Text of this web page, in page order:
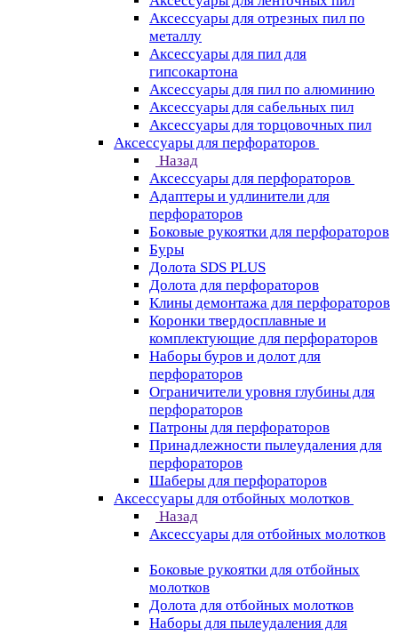
Аксессуары для отрезных пил по
металлу
Аксессуары для пил для
гипсокартона
Аксессуары для пил по алюминию
Аксессуары для сабельных пил
Аксессуары для торцовочных пил
Аксессуары для перфораторов
Назад
Аксессуары для перфораторов
Адаптеры и удлинители для
перфораторов
Боковые рукоятки для перфораторов
Буры
Долота SDS PLUS
Долота для перфораторов
Клины демонтажа для перфораторов
Коронки твердосплавные и
комплектующие для перфораторов
Наборы буров и долот для
перфораторов
Ограничители уровня глубины для
перфораторов
Патроны для перфораторов
Принадлежности пылеудаления для
перфораторов
Шаберы для перфораторов
Аксессуары для отбойных молотков
Назад
Аксессуары для отбойных молотков
Боковые рукоятки для отбойных
молотков
Долота для отбойных молотков
Наборы для пылеудаления для